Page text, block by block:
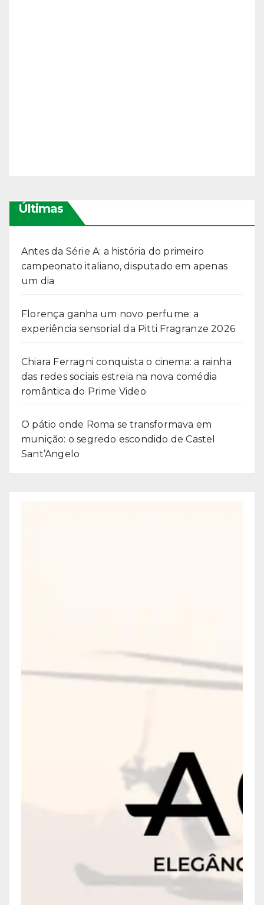
Últimas
Antes da Série A: a história do primeiro
campeonato italiano, disputado em apenas
um dia
Florença ganha um novo perfume: a
experiência sensorial da Pitti Fragranze 2026
Chiara Ferragni conquista o cinema: a rainha
das redes sociais estreia na nova comédia
romântica do Prime Video
O pátio onde Roma se transformava em
munição: o segredo escondido de Castel
Sant’Angelo